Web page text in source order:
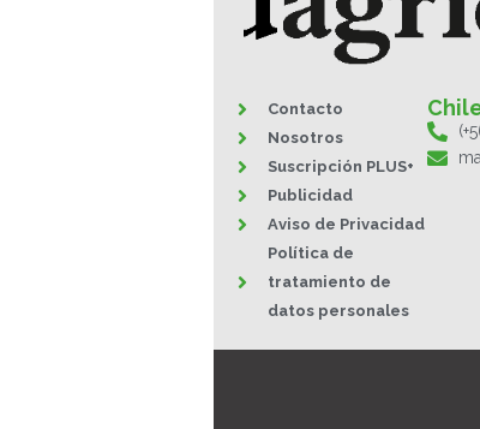
Contacto
Nosotros
Suscripción PLUS+
Publicidad
Aviso de Privacidad
Política de
tratamiento de
datos personales